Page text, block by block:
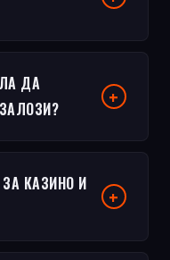
ДА
КАЗИНО И